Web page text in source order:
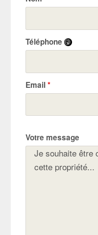
Téléphone
Email*
Votre message